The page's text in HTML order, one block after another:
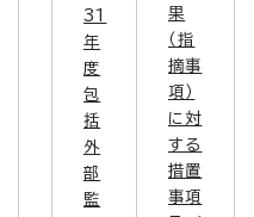
31
年
度
包
括
外
部
監
果
（指
摘事
項）
に対
する
措置
事項